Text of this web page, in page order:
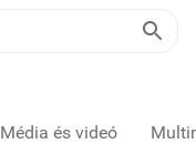
Média és videó